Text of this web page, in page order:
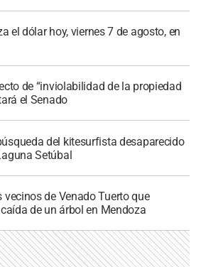
el dólar hoy, viernes 7 de agosto, en
de “inviolabilidad de la propiedad
el Senado
del kitesurfista desaparecido
Setúbal
vecinos de Venado Tuerto que
de un árbol en Mendoza